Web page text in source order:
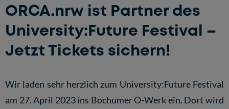
ORCA.nrw ist Partner des
University:Future Festival –
Jetzt Tickets sichern!
Wir laden sehr herzlich zum University:Future Festival
am 27. April 2023 ins Bochumer O-Werk ein. Dort wird